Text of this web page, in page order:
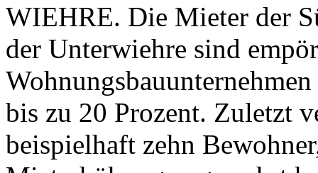
WIEHRE. Die Mieter der
der Unterwiehre sind
bis zu 20 Prozent. Zuletzt
beispielhaft zehn